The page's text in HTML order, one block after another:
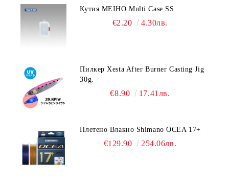
Кутия MEIHO Multi Case SS
€2.20 4.30лв.
Пилкер Xesta After Burner Casting Jig
30g.
€8.90 17.41лв.
Плетено Влакно Shimano OCEA 17+
€129.90 254.06лв.